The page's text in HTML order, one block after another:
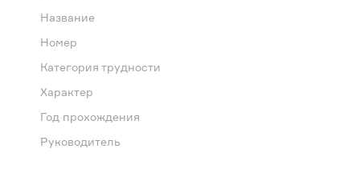
Название
Номер
Категория трудности
Характер
Год прохождения
Руководитель